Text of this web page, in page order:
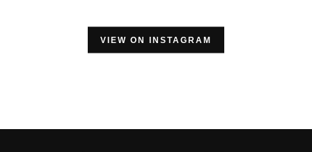
VIEW ON INSTAGRAM